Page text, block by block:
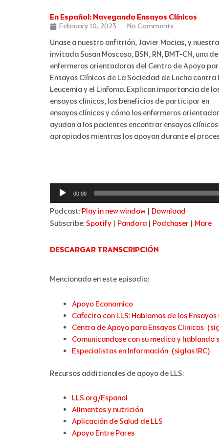
En Español: Navegando Ensayos Clínicos
February 10, 2023 No Comments
Unase a nuestro anfitrión, Javier Macias, y nuestra
invitada Susan Moscoso, BSN, RN, BMT-CN, una
enfermeras orientadoras del Centro de Apoyo
Ensayos Clínicos de La Sociedad de Lucha contra
Leucemia y el Linfoma. Explican importancia de
ensayos clínicos, los beneficios de participar en
ensayos clínicos y cómo los enfermeros
ayudan a los pacientes encontrar ensayos clínicos
apropiados mientras los apoyan durante el
00:00
Podcast: Play in new window | Download
Subscribe: Spotify | Pandora | Podchaser | More
DESCARGAR TRANSCRIPCIÓN
Mencionado en este episodio:
Apoyo Economico
Cafecito con LLS: Hablamos de los Ensayos
Centro de Apoyo para Ensayos Clinicos
Comunicandose con su medico y hablando
Especialistas en Información (siglas IRC)
Recursos additionales de apoyo de LLS:
LLS.org/Espanol
Alimentos y nutrición
Aplicación de Salud de LLS
Apoyo Entre Pares